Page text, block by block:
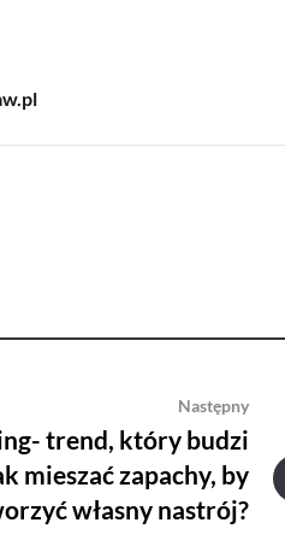
Następny
trend, który budzi
mieszać zapachy, by
własny nastrój?